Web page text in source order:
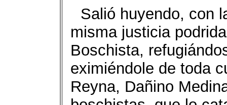
Salió huyendo, con
misma justicia
Boschista,
eximiéndole de toda
Reyna, Dañino